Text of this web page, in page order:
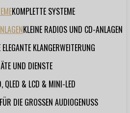
KOMPLETTE SYSTEME
KLEINE RADIOS UND CD-ANLAGEN
ELEGANTE KLANGERWEITERUNG
UND DIENSTE
QLED & LCD & MINI-LED
FÜR DIE GROSSEN AUDIOGENUSS